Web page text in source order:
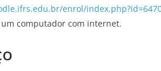
enrol/
computador com internet.